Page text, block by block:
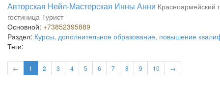
Авторская Нейл-Мастерская Инны Анни Красноармейский
гостиница Турист
Основной: +73852395889
Раздел: Курсы, дополнительное образование, повышение
Теги:
← 1 2 3 4 5 6 7 8 9 10 →